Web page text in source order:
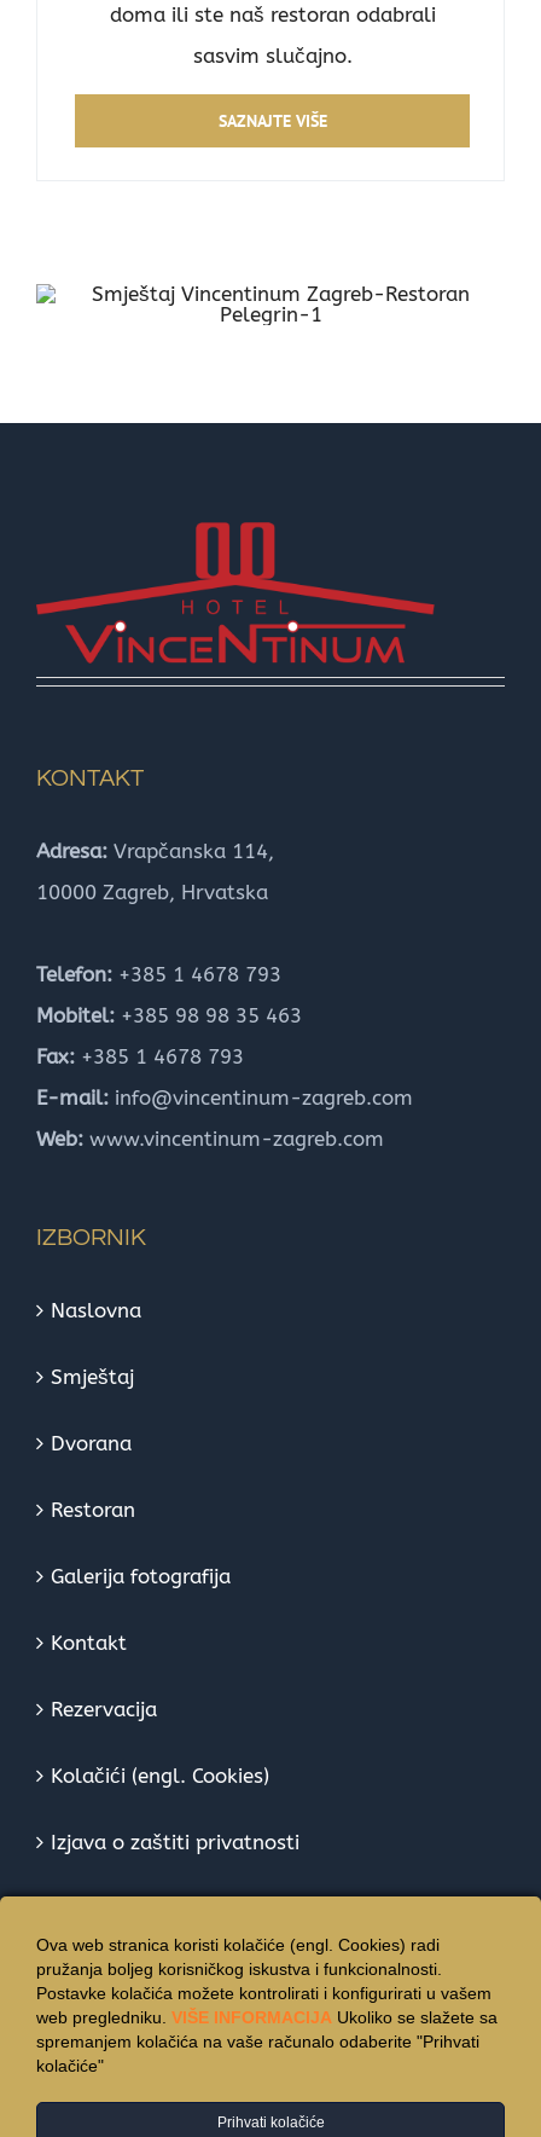
doma ili ste naš restoran odabrali
sasvim slučajno.
SAZNAJTE VIŠE
KONTAKT
Adresa: Vrapčanska 114,
10000 Zagreb, Hrvatska
Telefon: +385 1 4678 793
Mobitel: +385 98 98 35 463
Fax: +385 1 4678 793
E-mail: info@vincentinum-zagreb.com
Web: www.vincentinum-zagreb.com
IZBORNIK
Naslovna
Smještaj
Dvorana
Restoran
Galerija fotografija
Kontakt
Rezervacija
Kolačići (engl. Cookies)
Izjava o zaštiti privatnosti
Ova web stranica koristi kolačiće (engl. Cookies) radi
pružanja boljeg korisničkog iskustva i funkcionalnosti.
Postavke kolačića možete kontrolirati i konfigurirati u vašem
web pregledniku. VIŠE INFORMACIJA Ukoliko se slažete sa
spremanjem kolačića na vaše računalo odaberite "Prihvati
kolačiće"
Prihvati kolačiće